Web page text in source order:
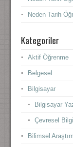
Neden Tarih
Kategoriler
Aktif Öğrenme
Belgesel
Bilgisayar
Bilgisayar
Çevresel
Bilimsel